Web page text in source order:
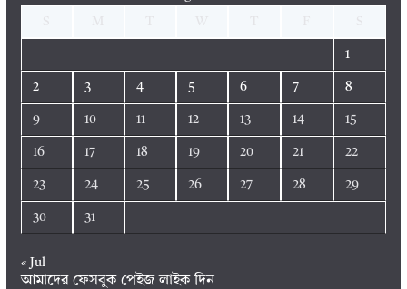
1
2 3 4 5 6 7 8
9 10 11 12 13 14 15
16 17 18 19 20 21 22
23 24 25 26 27 28 29
30 31
« Jul
আমাদের ফেসবুক পেইজ লাইক দিন